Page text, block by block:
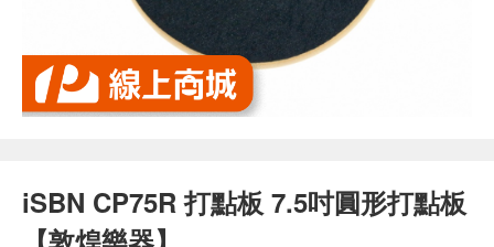
iSBN CP75R 打點板 7.5吋圓形打點板